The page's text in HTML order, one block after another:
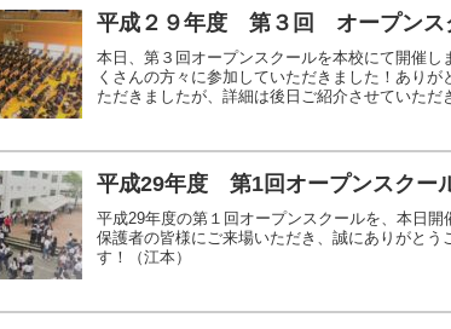
平成２９年度 第３回 オープンス
本日、第３回オープンスクールを本校にて開催
くさんの方々に参加していただきました！あり
ただきましたが、詳細は後日ご紹介させていた
平成29年度 第1回オープンスクー
平成29年度の第１回オープンスクールを、本日
保護者の皆様にご来場いただき、誠にありがと
す！（江本）